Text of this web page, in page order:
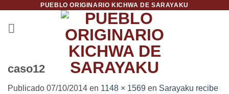
contenido
PUEBLO ORIGINARIO KICHWA DE SARAYAKU
caso12
Publicado 07/10/2014 en 1148 × 1569 en Sarayaku recibe